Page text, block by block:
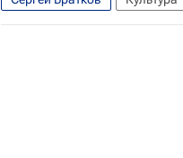
Овчаренко Владимир